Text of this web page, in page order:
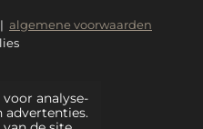
analyse-
advertenties.
| algemene voorwaarden